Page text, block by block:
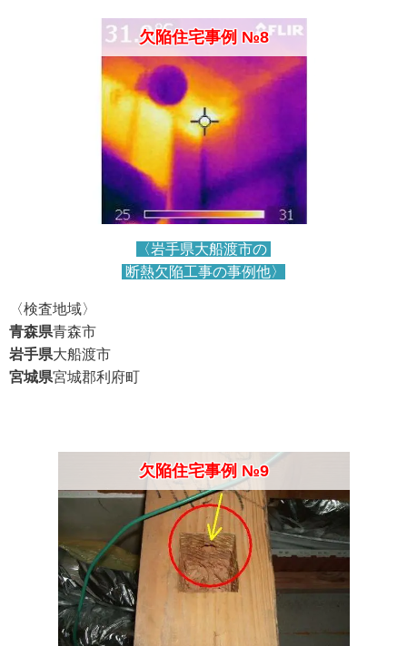
欠陥住宅事例 №8
〈岩手県大船渡市の
断熱欠陥工事の事例他〉
〈検査地域〉
青森県青森市
岩手県大船渡市
宮城県宮城郡利府町
欠陥住宅事例 №9